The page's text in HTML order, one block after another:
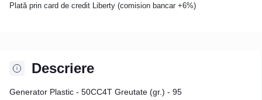
Plată prin card de credit Liberty (comision bancar +6%)
Descriere
Generator Plastic - 50CC4T Greutate (gr.) - 95